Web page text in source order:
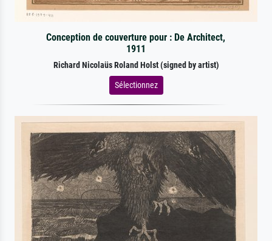
Conception de couverture pour : De Architect,
1911
Richard Nicolaüs Roland Holst (signed by artist)
Sélectionnez